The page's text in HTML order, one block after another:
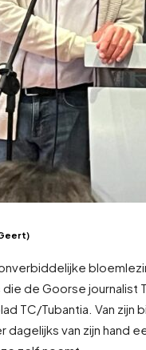
de Goorse
TC/Tubantia. Van zijn
dagelijks van zijn hand